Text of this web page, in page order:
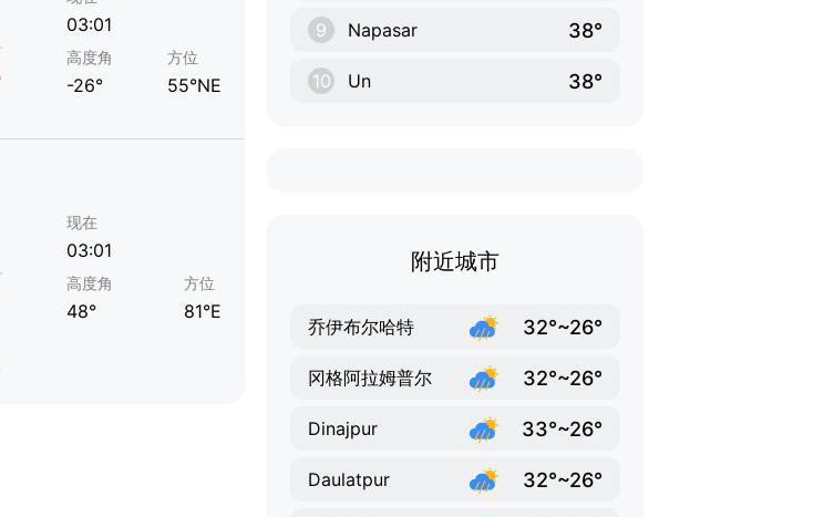
03:01
高度角
-26°
方位
55°NE
现在
03:01
高度角
48°
方位
81°E
9 Napasar 38°
10 Un 38°
附近城市
乔伊布尔哈特 32°~26°
冈格阿拉姆普尔 32°~26°
Dinajpur 33°~26°
Daulatpur 32°~26°